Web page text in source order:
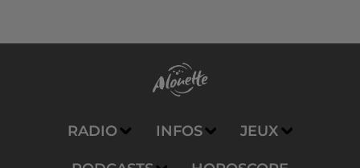
RADIO INFOS JEUX